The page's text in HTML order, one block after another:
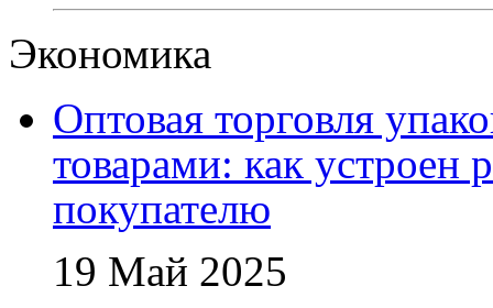
Экономика
Оптовая торговля
товарами: как устроен
покупателю
19 Май 2025